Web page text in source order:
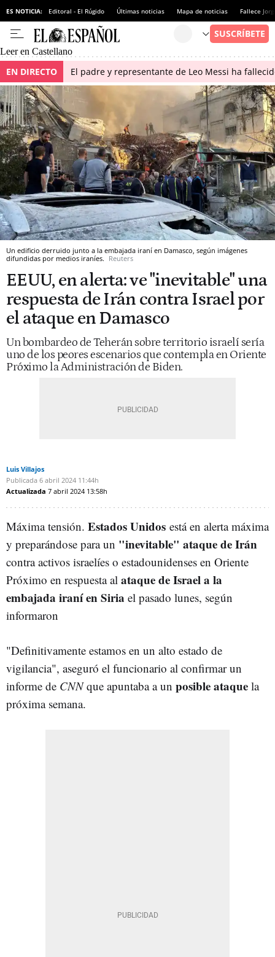
ES NOTICIA: Editoral - El Rúgido Últimas noticias Mapa de noticias Fallece
Leer en Castellano
EN DIRECTO El padre y representante de Leo Messi ha
Un edificio derruido junto a la embajada iraní en Damasco, según imágenes
difundidas por medios iraníes. Reuters
EEUU, en alerta: ve "inevitable" una
respuesta de Irán contra Israel por
el ataque en Damasco
Un bombardeo de Teherán sobre territorio israelí sería
uno de los peores escenarios que contempla en Oriente
Próximo la Administración de Biden.
Luis Villajos
Publicada 6 abril 2024 11:44h
Actualizada 7 abril 2024 13:58h
Máxima tensión. Estados Unidos está en alerta máxima
y preparándose para un "inevitable" ataque de Irán
contra activos israelíes o estadounidenses en Oriente
Próximo en respuesta al ataque de Israel a la
embajada iraní en Siria el pasado lunes, según
informaron
"Definitivamente estamos en un alto estado de
vigilancia", aseguró el funcionario al confirmar un
informe de CNNque apuntaba a un posible ataque la
próxima semana.